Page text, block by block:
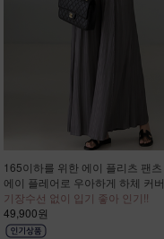
165이하를 위한 에이 플리츠 팬츠
에이 플레어로 우아하게 하체 커버
기장수선 없이 입기 좋아 인기!!
49,900원